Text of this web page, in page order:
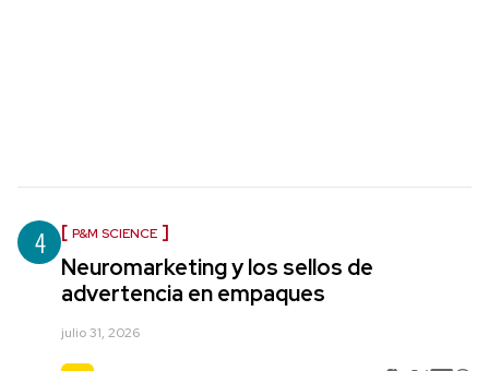
4 P&M SCIENCE
Neuromarketing y los sellos de
advertencia en empaques
julio 31, 2026